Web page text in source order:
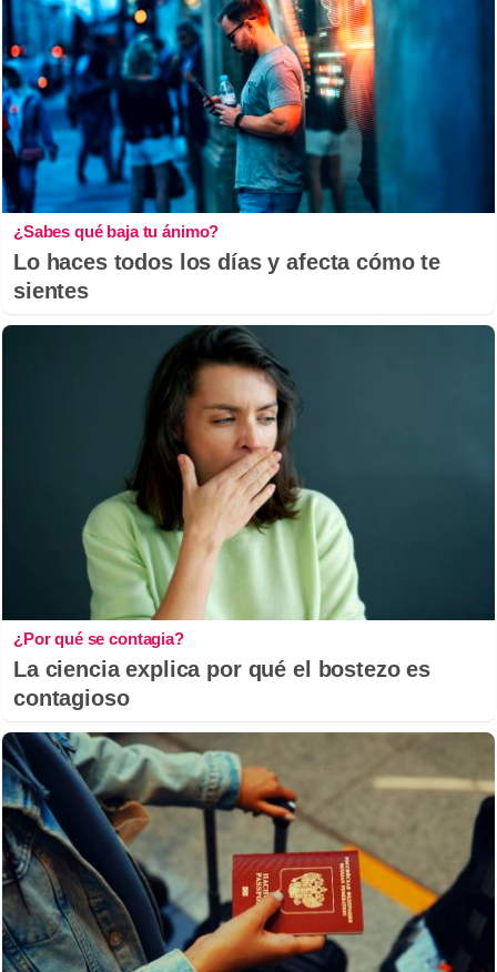
¿Sabes qué baja tu ánimo?
Lo haces todos los días y afecta cómo te
sientes
¿Por qué se contagia?
La ciencia explica por qué el bostezo es
contagioso